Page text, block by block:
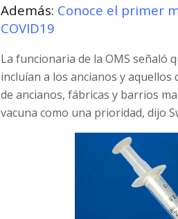
Además: Conoce el primer
COVID19
La funcionaria de la OMS señaló
incluían a los ancianos y
de ancianos, fábricas y barrios
vacuna como una prioridad, dijo